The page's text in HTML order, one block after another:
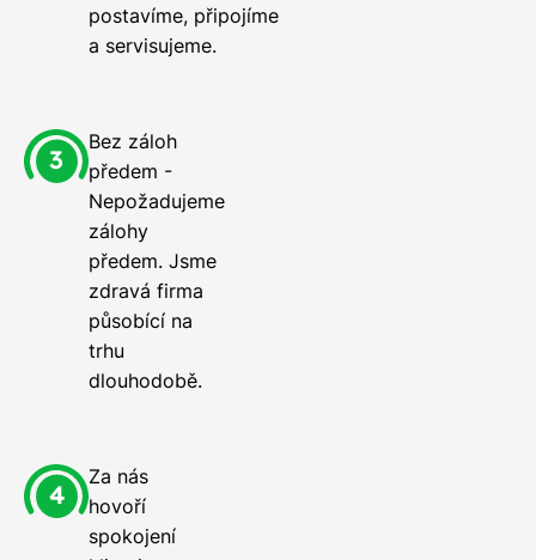
postavíme, připojíme
a servisujeme.
Bez záloh
předem -
Nepožadujeme
zálohy
předem. Jsme
zdravá firma
působící na
trhu
dlouhodobě.
Za nás
hovoří
spokojení